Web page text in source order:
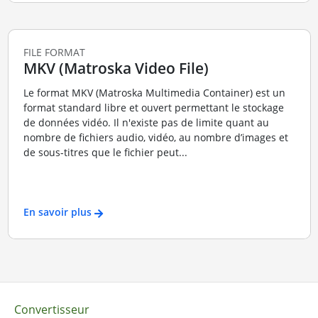
FILE FORMAT
MKV (Matroska Video File)
Le format MKV (Matroska Multimedia Container) est un
format standard libre et ouvert permettant le stockage
de données vidéo. Il n'existe pas de limite quant au
nombre de fichiers audio, vidéo, au nombre d’images et
de sous-titres que le fichier peut...
En savoir plus
Convertisseur